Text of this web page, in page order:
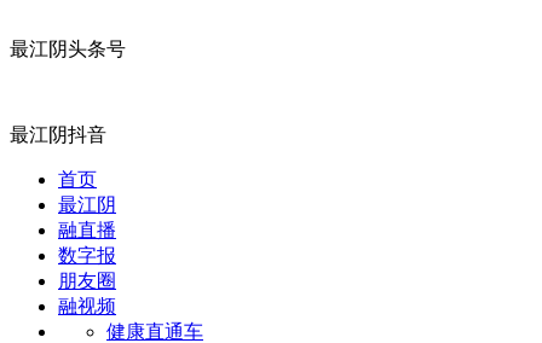
最江阴头条号
最江阴抖音
首页
最江阴
融直播
数字报
朋友圈
融视频
健康直通车